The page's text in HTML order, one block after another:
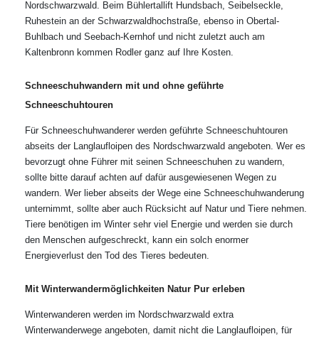
Nordschwarzwald. Beim Bühlertallift Hundsbach, Seibelseckle,
Ruhestein an der Schwarzwaldhochstraße, ebenso in Obertal-
Buhlbach und Seebach-Kernhof und nicht zuletzt auch am
Kaltenbronn kommen Rodler ganz auf Ihre Kosten.
Schneeschuhwandern mit und ohne geführte
Schneeschuhtouren
Für Schneeschuhwanderer werden geführte Schneeschuhtouren
abseits der Langlaufloipen des Nordschwarzwald angeboten. Wer es
bevorzugt ohne Führer mit seinen Schneeschuhen zu wandern,
sollte bitte darauf achten auf dafür ausgewiesenen Wegen zu
wandern. Wer lieber abseits der Wege eine Schneeschuhwanderung
unternimmt, sollte aber auch Rücksicht auf Natur und Tiere nehmen.
Tiere benötigen im Winter sehr viel Energie und werden sie durch
den Menschen aufgeschreckt, kann ein solch enormer
Energieverlust den Tod des Tieres bedeuten.
Mit Winterwandermöglichkeiten Natur Pur erleben
Winterwanderen werden im Nordschwarzwald extra
Winterwanderwege angeboten, damit nicht die Langlaufloipen, für